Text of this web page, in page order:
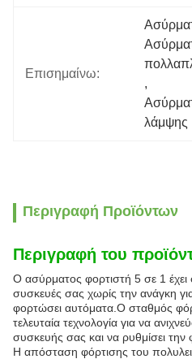
Επισημαίνω:
,
λάμψης
Περιγραφή Προϊόντων
Περιγραφή του
Ο ασύρματος φορτιστή 5 σε 1 έχει
συσκευές σας χωρίς την ανάγκη
φορτώσει αυτόματα.Ο σταθμός
τελευταία τεχνολογία για να
συσκευής σας και να ρυθμίσει την
Η απόσταση φόρτισης του